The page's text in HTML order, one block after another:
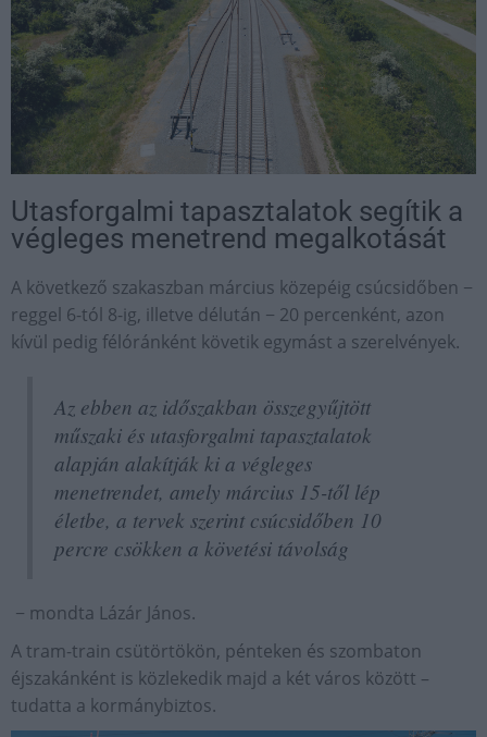
Utasforgalmi tapasztalatok segítik a
végleges menetrend megalkotását
A következő szakaszban március közepéig csúcsidőben −
reggel 6-tól 8-ig, illetve délután − 20 percenként, azon
kívül pedig félóránként követik egymást a szerelvények.
Az ebben az időszakban összegyűjtött
műszaki és utasforgalmi tapasztalatok
alapján alakítják ki a végleges
menetrendet, amely március 15-től lép
életbe, a tervek szerint csúcsidőben 10
percre csökken a követési távolság
− mondta Lázár János.
A tram-train csütörtökön, pénteken és szombaton
éjszakánként is közlekedik majd a két város között –
tudatta a kormánybiztos.